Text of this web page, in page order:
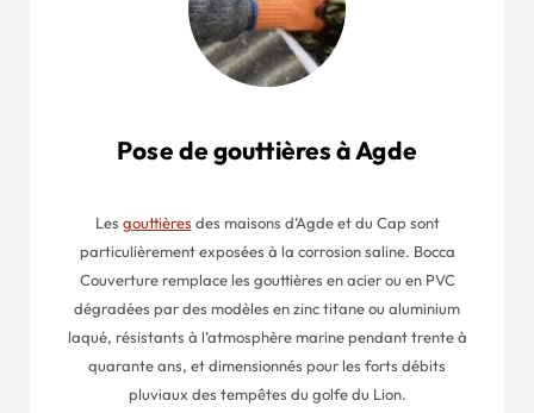
Pose de gouttières à Agde
Les gouttières des maisons d’Agde et du Cap sont
particulièrement exposées à la corrosion saline. Bocca
Couverture remplace les gouttières en acier ou en PVC
dégradées par des modèles en zinc titane ou aluminium
laqué, résistants à l’atmosphère marine pendant trente à
quarante ans, et dimensionnés pour les forts débits
pluviaux des tempêtes du golfe du Lion.